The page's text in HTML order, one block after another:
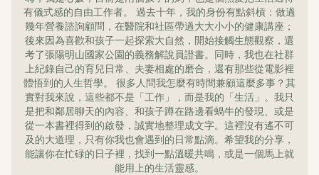
有儀式感的自由工作者。 過去十年，我的身份有點斜槓：做過
幾年營養諮詢顧問，在醫院和社區帶過大大小小的健康講座；
後來因為喜歡和孩子一起探索大自然，開始接觸生態觀察，還
考了張陽明山國家公園的義務解說員證書。同時，我也在社群
上紀錄自己的育兒日常、夫妻相處的磨合，還有那些從電影裡
體悟到的人生哲學。 很多人問我怎麼有時間兼顧這麼多事？其
實對我來說，這些都不是「工作」，而是我的「生活」。我只
是把和鄰居聊天的內容、和孩子蹲在路邊看蝸牛的發現、或是
從一本書裡得到的啟發，誠實地整理成文字。這裡沒有遙不可
及的大道理，只有你我也會遇到的日常點滴。希望我的分享，
能讓你在忙碌的日子裡，找到一點溫暖共鳴，或是一個馬上就
能用上的生活靈感。